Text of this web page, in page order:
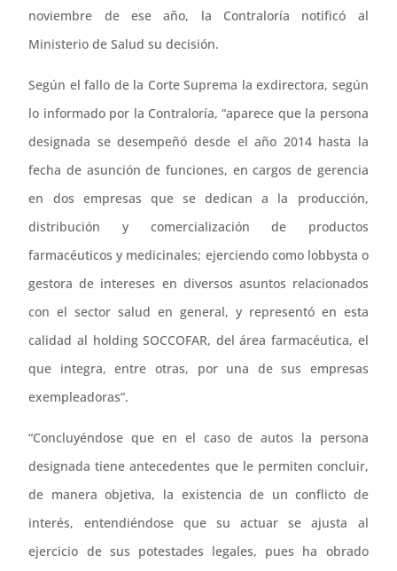
noviembre de ese año, la Contraloría notificó al
Ministerio de Salud su decisión.
Según el fallo de la Corte Suprema la exdirectora, según
lo informado por la Contraloría, “aparece que la persona
designada se desempeñó desde el año 2014 hasta la
fecha de asunción de funciones, en cargos de gerencia
en dos empresas que se dedican a la producción,
distribución y comercialización de productos
farmacéuticos y medicinales; ejerciendo como lobbysta o
gestora de intereses en diversos asuntos relacionados
con el sector salud en general, y representó en esta
calidad al holding SOCCOFAR, del área farmacéutica, el
que integra, entre otras, por una de sus empresas
exempleadoras”.
“Concluyéndose que en el caso de autos la persona
designada tiene antecedentes que le permiten concluir,
de manera objetiva, la existencia de un conflicto de
interés, entendiéndose que su actuar se ajusta al
ejercicio de sus potestades legales, pues ha obrado